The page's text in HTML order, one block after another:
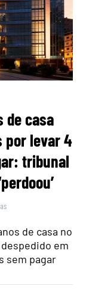
de casa
por levar 4
tribunal
de casa no
em
sem pagar